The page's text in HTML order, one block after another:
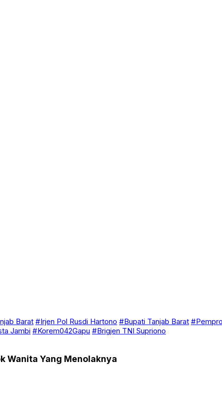
Barat #Irjen Pol Rusdi Hartono #Bupati Tanjab Barat
Jambi #Korem042Gapu #Brigjen TNI Supriono
Wanita Yang Menolaknya